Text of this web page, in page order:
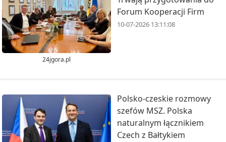
24jgora.pl
Forum Kooperacji Firm
10-07-2026 13:11:08
Polsko-czeskie rozmowy
szefów MSZ. Polska
naturalnym łącznikiem
Czech z Bałtykiem